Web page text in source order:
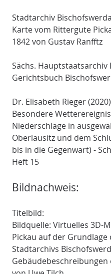
Stadtarchiv
Karte vom Rittergute
1842 von Gustav Ranfftz
Sächs. Hauptstaatsarchiv
Gerichtsbuch
Dr. Elisabeth Rieger
Besondere
Niederschläge in
Oberlausitz und dem
bis in die Gegenwart) -
Heft 15
Bildnachweis:
Titelbild:
Bildquelle: Virtuelles 3D-
Pickau auf der
Stadtarchivs